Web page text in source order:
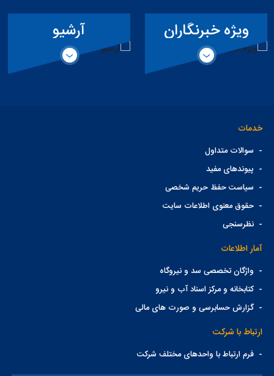
ویژه خبرنگاران آرشیو
خدمات
- سوالات متداول
- پیوندهای مفید
- سیاست حفظ حریم شخصی
-حقوق معنوی اطلاعات سایت
-نظرسنجی
آمار اطلاعات
- واژگان تخصصی سد و نیروگاه
-کتابخانه و مرکز اسناد آب و نیرو
-گزارش حسابرسی و صورت های مالی
ارتباط با شرکت
-فرم ارتباط با واحدهای مختلف شرکت